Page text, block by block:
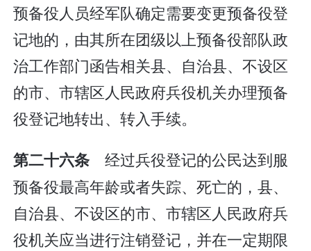
预备役人员经军队确定需要变更预备役登
记地的，由其所在团级以上预备役部队政
治工作部门函告相关县、自治县、不设区
的市、市辖区人民政府兵役机关办理预备
役登记地转出、转入手续。
第二十六条经过兵役登记的公民达到服
预备役最高年龄或者失踪、死亡的，县、
自治县、不设区的市、市辖区人民政府兵
役机关应当进行注销登记，并在一定期限